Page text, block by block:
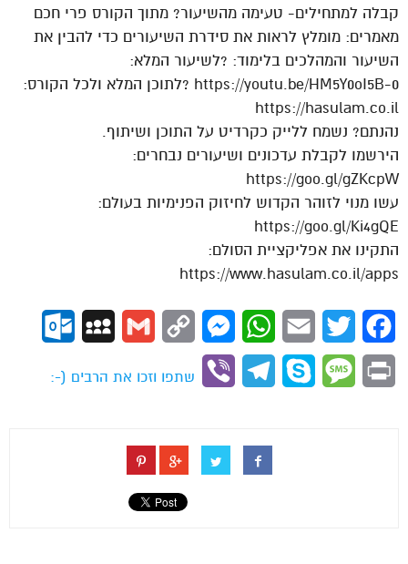
קבלה למתחילים- טעימה מהשיעור? מתוך הקורס פרי חכם
מאמרים: מומלץ לראות את סידרת השיעורים כדי להבין את
השיעור והמהלכים בלימוד: ?לשיעור המלא:
https://youtu.be/HM5Y0oI5B-0 ?לתוכן המלא ולכל הקורס:
https://hasulam.co.il
נהנתם? נשמח ללייק כקרדיט על התוכן ושיתוף.
הירשמו לקבלת עדכונים ושיעורים נבחרים:
https://goo.gl/gZKcpW
עשו מנוי לזוהר הקדוש לחיזוק הפנימיות בעולם:
https://goo.gl/Ki4gQE
התקינו את אפליקציית הסולם:
https://www.hasulam.co.il/apps
Facebook
Twitter
Email
WhatsApp
Messenger
Copy
Gmail
MySpace
Print
Message
Skype
Telegram
Viber
שתפו וזכו את הרבים (-: